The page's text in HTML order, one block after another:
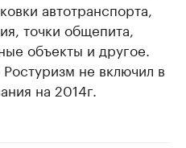
автотранспорта,
точки общепита,
объекты и другое.
не включил в
на 2014г.